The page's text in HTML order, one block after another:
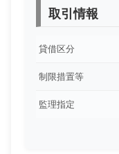
取引情報
貸借区分
制限措置等
監理指定